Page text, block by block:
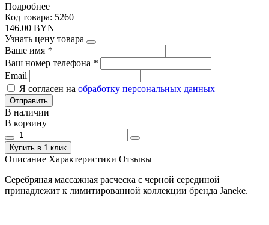
Подробнее
Код товара: 5260
146.00 BYN
Узнать цену товара
Ваше имя *
Ваш номер телефона *
Email
Я согласен на обработку персональных данных
Отправить
В наличии
В корзину
Купить в 1 клик
Описание Характеристики Отзывы
Серебряная массажная расческа с черной серединой
принадлежит к лимитированной коллекции бренда Janeke.